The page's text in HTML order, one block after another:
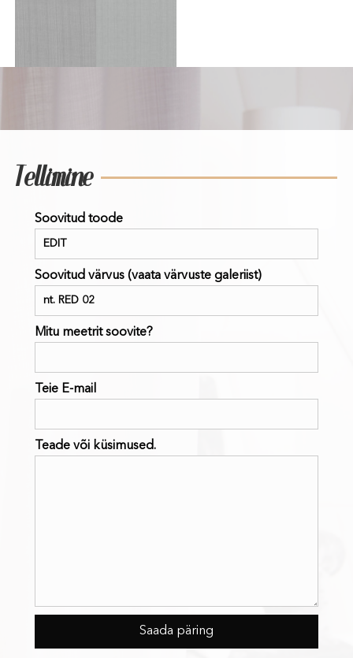
Tellimine
Soovitud toode
Soovitud värvus (vaata värvuste galeriist)
Mitu meetrit soovite?
Teie E-mail
Teade või küsimused.